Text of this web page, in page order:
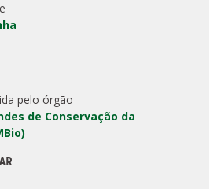
pelo órgão
de Conservação da